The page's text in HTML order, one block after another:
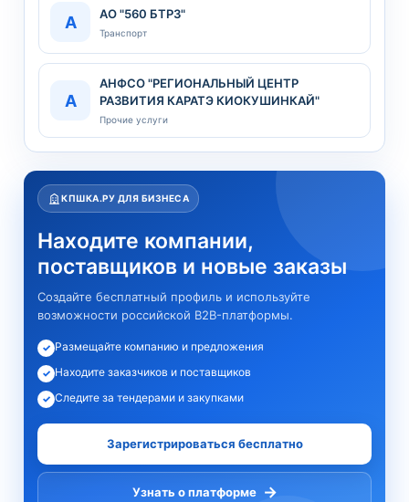
А АО "560 БТРЗ"
Транспорт
А
АНФСО "РЕГИОНАЛЬНЫЙ ЦЕНТР
РАЗВИТИЯ КАРАТЭ КИОКУШИНКАЙ"
Прочие услуги
КПШКА.РУ ДЛЯ БИЗНЕСА
Находите компании,
поставщиков и новые заказы
Создайте бесплатный профиль и используйте
возможности российской B2B-платформы.
✓ Размещайте компанию и предложения
✓ Находите заказчиков и поставщиков
✓ Следите за тендерами и закупками
Зарегистрироваться бесплатно
Узнать о платформе →